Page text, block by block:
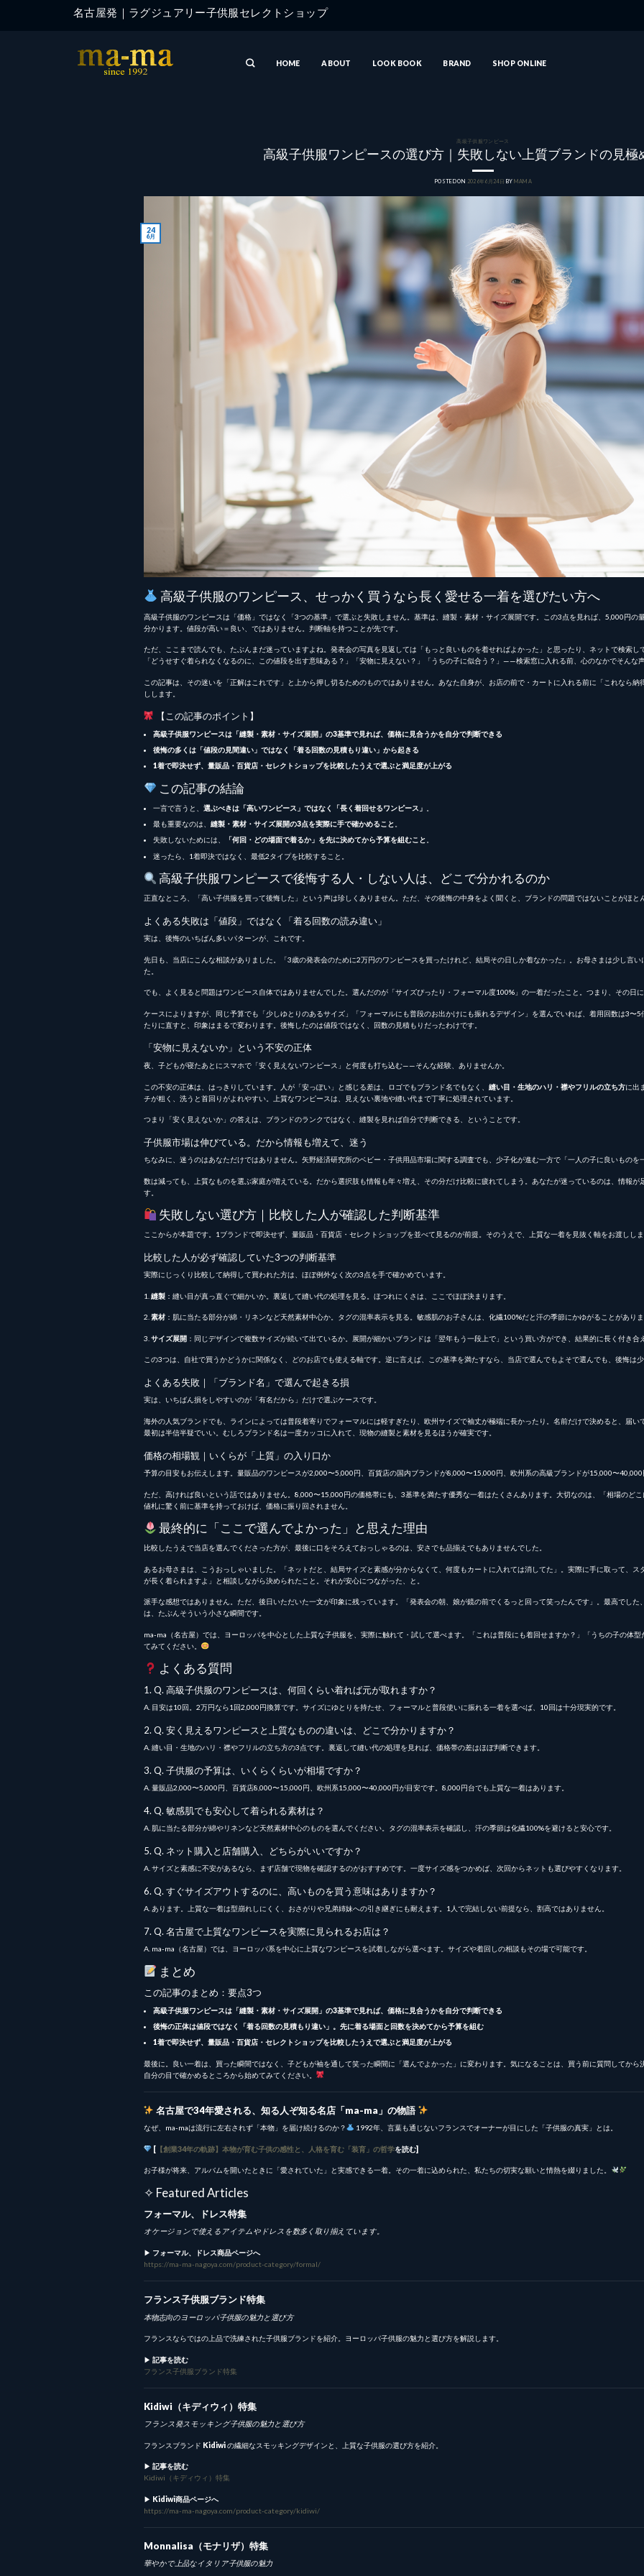
名古屋発｜ラグジュアリー子供服セレクトショップ
HOME ABOUT LOOK BOOK BRAND SHOP ONLINE
高級子供服ワンピース
高級子供服ワンピースの選び方｜失敗しない上質ブランドの見極
POSTED ON 2026年6月24日 BY MAMA
24
6月
高級子供服のワンピース、せっかく買うなら長く愛せる一着を選びたい方へ
高級子供服のワンピースは「価格」ではなく「3つの基準」で選ぶと失敗しません。基準は、縫製・素材・サイズ展開です。この3点を見れば、5,000円の
分かります。値段が高い＝良い、ではありません。判断軸を持つことが先です。
ただ、ここまで読んでも、たぶんまだ迷っていますよね。発表会の写真を見返しては「もっと良いものを着せればよかった」と思ったり、ネットで検索し
「どうせすぐ着られなくなるのに、この値段を出す意味ある？」「安物に見えない？」「うちの子に似合う？」——検索窓に入れる前、心のなかでそんな
この記事は、その迷いを「正解はこれです」と上から押し切るためのものではありません。あなた自身が、お店の前で・カートに入れる前に「これなら
しします。
【この記事のポイント】
高級子供服ワンピースは「縫製・素材・サイズ展開」の3基準で見れば、価格に見合うかを自分で判断できる
後悔の多くは「値段の見間違い」ではなく「着る回数の見積もり違い」から起きる
1着で即決せず、量販品・百貨店・セレクトショップを比較したうえで選ぶと満足度が上がる
この記事の結論
一言で言うと、選ぶべきは「高いワンピース」ではなく「長く着回せるワンピース」
最も重要なのは、縫製・素材・サイズ展開の3点を実際に手で確かめること
失敗しないためには、
「何回・どの場面で着るか」を先に決めてから予算を組むこと
迷ったら、1着即決ではなく、最低2タイプを比較すること。
高級子供服ワンピースで後悔する人・しない人は、どこで分かれるのか
正直なところ、「高い子供服を買って後悔した」という声は珍しくありません。ただ、その後悔の中身をよく聞くと、ブランドの問題ではないことがほと
よくある失敗は「値段」ではなく「着る回数の読み違い」
実は、後悔のいちばん多いパターンが、これです。
先日も、当店にこんな相談がありました。「3歳の発表会のために2万円のワンピースを買ったけれど、結局その日しか着なかった」。お母さまは少し言い
た。
でも、よく見ると問題はワンピース自体ではありませんでした。選んだのが「サイズぴったり・フォーマル度100%」の一着だったこと。つまり、その日
ケースによりますが、同じ予算でも「少しゆとりのあるサイズ」「フォーマルにも普段のお出かけにも振れるデザイン」を選んでいれば、着用回数は3〜
たりに直すと、印象はまるで変わります。後悔したのは値段ではなく、回数の見積もりだったわけです。
「安物に見えないか」という不安の正体
夜、子どもが寝たあとにスマホで「安く見えないワンピース」と何度も打ち込む——そんな経験、ありませんか。
この不安の正体は、はっきりしています。人が「安っぽい」と感じる差は、ロゴでもブランド名でもなく、 縫い目・生地のハリ・襟やフリルの立ち方に出
チが粗く、洗うと首回りがよれやすい。上質なワンピースは、見えない裏地や縫い代まで丁寧に処理されています。
つまり「安く見えないか」の答えは、ブランドのランクではなく、縫製を見れば自分で判断できる、ということです。
子供服市場は伸びている。だから情報も増えて、迷う
ちなみに、迷うのはあなただけではありません。矢野経済研究所のベビー・子供用品市場に関する調査でも、少子化が進む一方で「一人の子に良いものを
数は減っても、上質なものを選ぶ家庭が増えている。だから選択肢も情報も年々増え、その分だけ比較に疲れてしまう。あなたが迷っているのは、情報
す。
失敗しない選び方｜比較した人が確認した判断基準
ここからが本題です。1ブランドで即決せず、量販品・百貨店・セレクトショップを並べて見るのが前提。そのうえで、上質な一着を見抜く軸をお渡ししま
比較した人が必ず確認していた3つの判断基準
実際にじっくり比較して納得して買われた方は、ほぼ例外なく次の3点を手で確かめています。
1. 縫製：縫い目が真っ直ぐで細かいか。裏返して縫い代の処理を見る。ほつれにくさは、ここでほぼ決まります。
2.素材：肌に当たる部分が綿・リネンなど天然素材中心か。タグの混率表示を見る。敏感肌のお子さんは、化繊100%だと汗の季節にかゆがることがありま
3. サイズ展開：同じデザインで複数サイズが続いて出ているか。展開が細かいブランドは「翌年もう一段上で」という買い方ができ、結果的に長く付き合え
この3つは、自社で買うかどうかに関係なく、どのお店でも使える軸です。逆に言えば、この基準を満たすなら、当店で選んでもよそで選んでも、後悔は少
よくある失敗｜「ブランド名」で選んで起きる損
実は、いちばん損をしやすいのが「有名だから」だけで選ぶケースです。
海外の人気ブランドでも、ラインによっては普段着寄りでフォーマルには軽すぎたり、欧州サイズで袖丈が極端に長かったり。名前だけで決めると、届い
最初は半信半疑でいい。むしろブランド名は一度カッコに入れて、現物の縫製と素材を見るほうが確実です。
価格の相場観｜いくらが「上質」の入り口か
予算の目安もお伝えします。量販品のワンピースが2,000〜5,000円、百貨店の国内ブランドが8,000〜15,000円、欧州系の高級ブランドが15,000〜40,000
ただ、高ければ良いという話ではありません。8,000〜15,000円の価格帯にも、3基準を満たす優秀な一着はたくさんあります。大切なのは、「相場のど
値札に驚く前に基準を持っておけば、価格に振り回されません。
最終的に「ここで選んでよかった」と思えた理由
比較したうえで当店を選んでくださった方が、最後に口をそろえておっしゃるのは、安さでも品揃えでもありませんでした。
あるお母さまは、こうおっしゃいました。「ネットだと、結局サイズと素感が分からなくて、何度もカートに入れては消してた」。実際に手に取って、
が長く着られますよ」と相談しながら決められたこと。それが安心につながった、と。
派手な感想ではありません。ただ、後日いただいた一文が印象に残っています。「発表会の朝、娘が鏡の前でくるっと回って笑ったんです」。最高でし
は、たぶんそういう小さな瞬間です。
ma-ma（名古屋）では、ヨーロッパを中心とした上質な子供服を、実際に触れて・試して選べます。「これは普段にも着回せますか？」「うちの子の体
てみてください。
よくある質問
1. Q. 高級子供服のワンピースは、何回くらい着れば元が取れますか？
A. 目安は10回。2万円なら1回2,000円換算です。サイズにゆとりを持たせ、フォーマルと普段使いに振れる一着を選べば、10回は十分現実的です。
2. Q. 安く見えるワンピースと上質なものの違いは、どこで分かりますか？
A. 縫い目・生地のハリ・襟やフリルの立ち方の3点です。裏返して縫い代の処理を見れば、価格帯の差はほぼ判断できます。
3. Q. 子供服の予算は、いくらくらいが相場ですか？
A. 量販品2,000〜5,000円、百貨店8,000〜15,000円、欧州系15,000〜40,000円が目安です。8,000円台でも上質な一着はあります。
4. Q. 敏感肌でも安心して着られる素材は？
A. 肌に当たる部分が綿やリネンなど天然素材中心のものを選んでください。タグの混率表示を確認し、汗の季節は化繊100%を避けると安心です。
5. Q. ネット購入と店舗購入、どちらがいいですか？
A. サイズと素感に不安があるなら、まず店舗で現物を確認するのがおすすめです。一度サイズ感をつかめば、次回からネットも選びやすくなります。
6. Q. すぐサイズアウトするのに、高いものを買う意味はありますか？
A. あります。上質な一着は型崩れしにくく、おさがりや兄弟姉妹への引き継ぎにも耐えます。1人で完結しない前提なら、割高ではありません。
7. Q. 名古屋で上質なワンピースを実際に見られるお店は？
A. ma-ma（名古屋）では、ヨーロッパ系を中心に上質なワンピースを試着しながら選べます。サイズや着回しの相談もその場で可能です。
まとめ
この記事のまとめ：要点3つ
高級子供服ワンピースは「縫製・素材・サイズ展開」の3基準で見れば、価格に見合うかを自分で判断できる
後悔の正体は値段ではなく「着る回数の見積もり違い」。先に着る場面と回数を決めてから予算を組む
1着で即決せず、量販品・百貨店・セレクトショップを比較したうえで選ぶと満足度が上がる
最後に。良い一着は、買った瞬間ではなく、子どもが袖を通して笑った瞬間に「選んでよかった」に変わります。気になることは、買う前に質問してか
自分の目で確かめるところから始めてみてください。
名古屋で34年愛される、知る人ぞ知る名店「ma-ma」の物語
なぜ、ma-maは流行に左右されず「本物」を届け続けるのか？ 1992年、言葉も通じないフランスでオーナーが目にした「子供服の真実」とは。
[ 【創業34年の軌跡】本物が育む子供の感性と、人格を育む「装育」の哲学を読む]
お子様が将来、アルバムを開いたときに「愛されていた」と実感できる一着。その一着に込められた、私たちの切実な願いと情熱を綴りました。
✧ Featured Articles
フォーマル、ドレス特集
オケージョンで使えるアイテムやドレスを数多く取り揃えています。
▶︎ フォーマル、ドレス商品ページへ
https://ma-ma-nagoya.com/product-category/formal/
フランス子供服ブランド特集
本物志向のヨーロッパ子供服の魅力と選び方
フランスならではの上品で洗練された子供服ブランドを紹介。ヨーロッパ子供服の魅力と選び方を解説します。
▶︎ 記事を読む
フランス子供服ブランド特集
Kidiwi（キディウィ）特集
フランス発スモッキング子供服の魅力と選び方
フランスブランド Kidiwiの繊細なスモッキングデザインと、上質な子供服の選び方を紹介。
▶︎ 記事を読む
Kidiwi（キディウィ）特集
▶︎ Kidiwi商品ページへ
https://ma-ma-nagoya.com/product-category/kidiwi/
Monnalisa（モナリザ）特集
華やかで上品なイタリア子供服の魅力